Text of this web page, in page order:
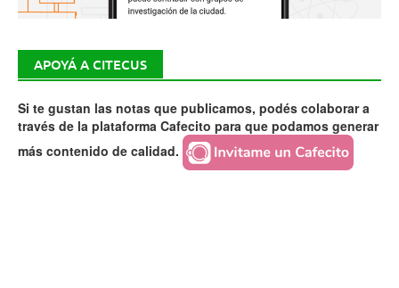
APOYÁ A CITECUS
Si te gustan las notas que publicamos, podés colaborar a
través de la plataforma Cafecito para que podamos generar
más contenido de calidad.